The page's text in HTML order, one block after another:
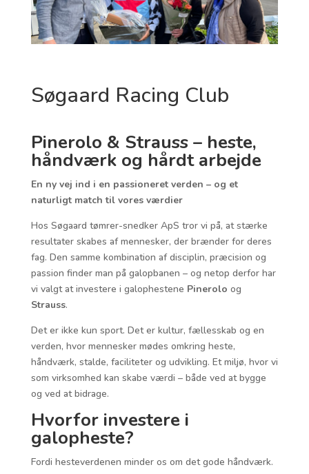
Søgaard Racing Club
Pinerolo & Strauss – heste,
håndværk og hårdt arbejde
En ny vej ind i en passioneret verden – og et
naturligt match til vores værdier
Hos Søgaard tømrer-snedker ApS tror vi på, at stærke
resultater skabes af mennesker, der brænder for deres
fag. Den samme kombination af disciplin, præcision og
passion finder man på galopbanen – og netop derfor har
vi valgt at investere i galophestene Pinerolo og
Strauss.
Det er ikke kun sport. Det er kultur, fællesskab og en
verden, hvor mennesker mødes omkring heste,
håndværk, stalde, faciliteter og udvikling. Et miljø, hvor vi
som virksomhed kan skabe værdi – både ved at bygge
og ved at bidrage.
Hvorfor investere i
galopheste?
Fordi hesteverdenen minder os om det gode håndværk.